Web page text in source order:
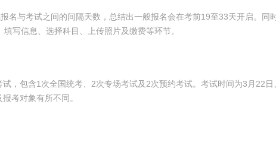
名与考试之间的间隔天数，总结出一般报名会在考前19至33天开启。同
写信息、选择科目、上传照片及缴费等环节。
，包含1次全国统考、2次专场考试及2次预约考试。考试时间为3月22
考对象有所不同。